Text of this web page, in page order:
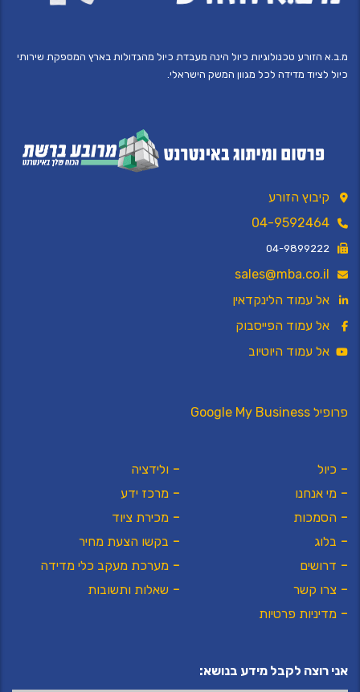
מ.ב.א הזורע טכנולוגיות כיול הינה מעבדת כיול מהגדולות בארץ המספקת שירותי
כיול לציוד מדידה לכל מגוון המשק הישראלי.
קיבוץ הזורע
04-9592464
04-9899222
sales@mba.co.il
אל עמוד הלינקדאין
אל עמוד הפייסבוק
אל עמוד היוטיוב
פרופיל Google My Business
כיול
ולידציה
מי אנחנו
מרכז ידע
הסמכות
מכירת ציוד
בלוג
בקשו הצעת מחיר
דרושים
מערכת מעקב כלי מדידה
צרו קשר
שאלות ותשובות
מדיניות פרטיות
אני רוצה לקבל מידע בנושא: